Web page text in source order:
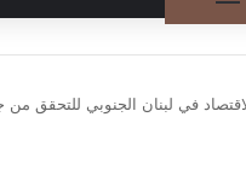
في لبنان الجنوبي للتحقق من